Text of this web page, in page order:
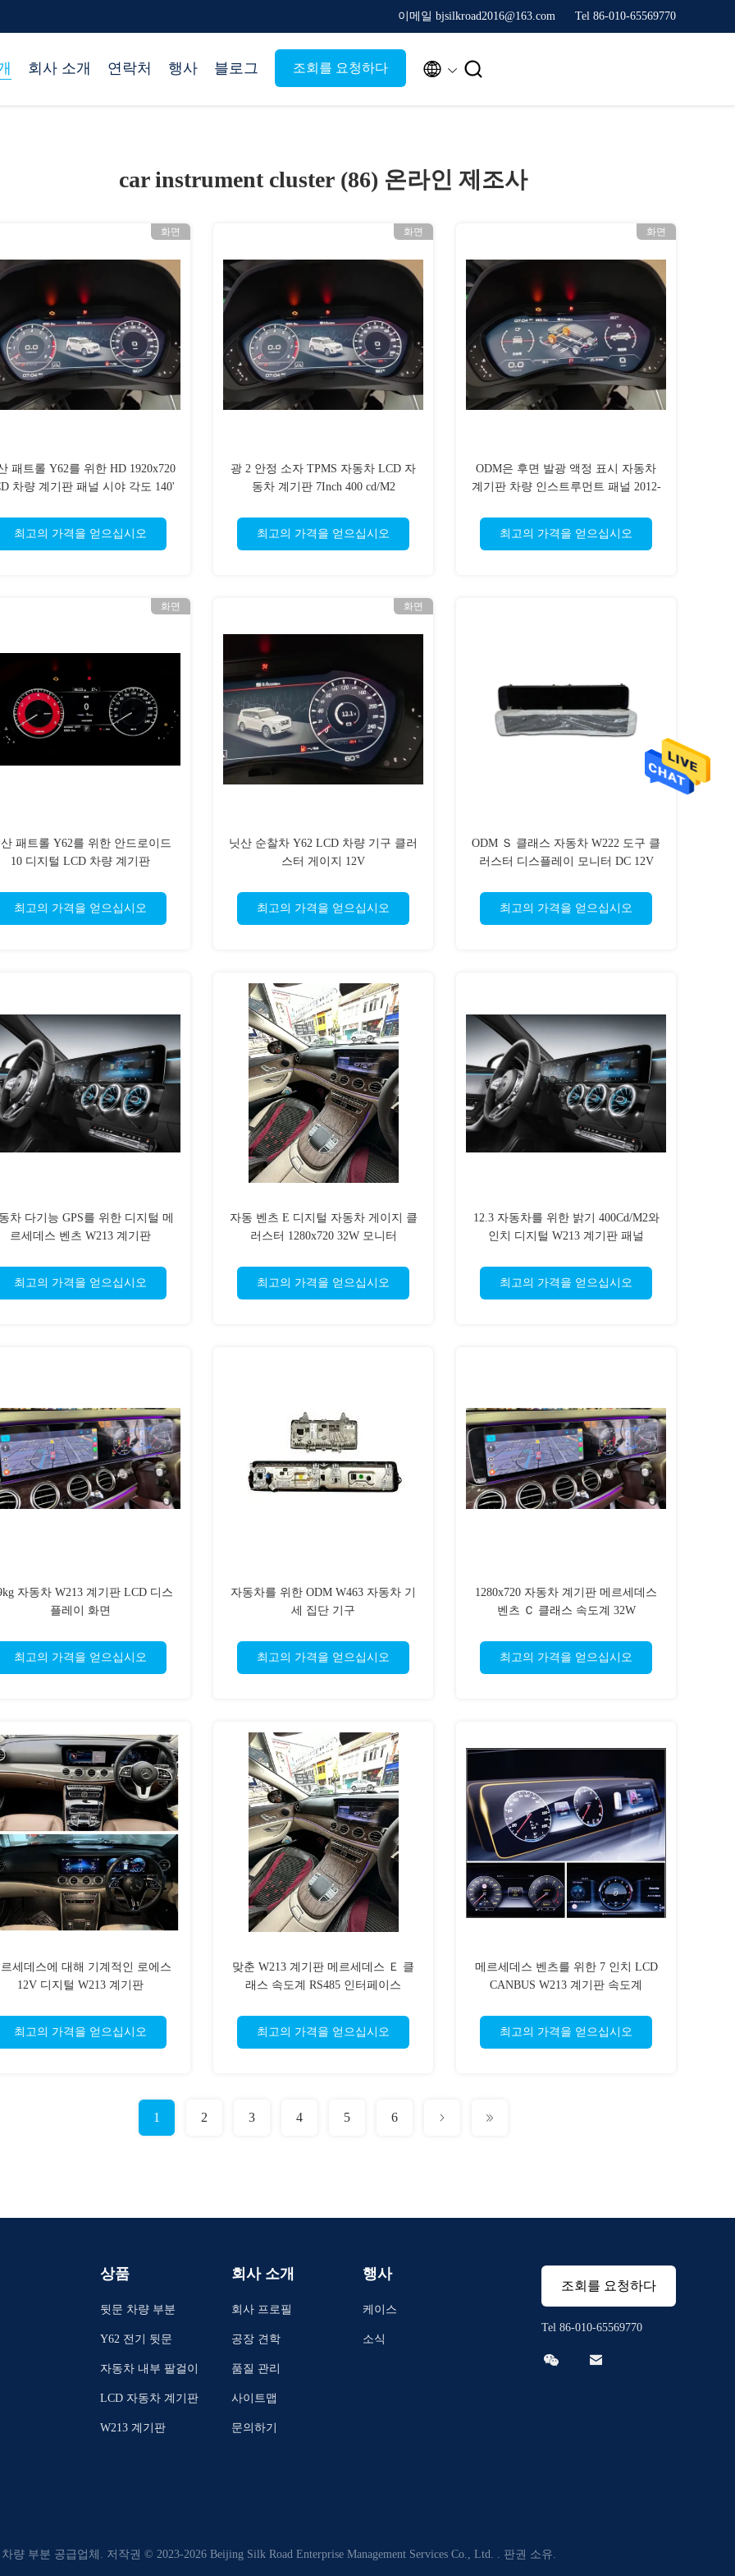
이메일 bjsilkroad2016@163.com Tel 86-010-65569770
회사 소개 연락처 행사 블로그 조회를 요청하다  
car instrument cluster (86) 온라인 제조사
화면
패트롤 Y62를 위한 HD 1920x720
차량 계기판 패널 시야 각도 140'
최고의 가격을 얻으십시오
화면
광 2 안정 소자 TPMS 자동차 LCD 자
동차 계기판 7Inch 400 cd/M2
최고의 가격을 얻으십시오
화면
ODM은 후면 발광 액정 표시 자동차
계기판 차량 인스트루먼트 패널 2012-
최고의 가격을 얻으십시오
화면
패트롤 Y62를 위한 안드로이드
10 디지털 LCD 차량 계기판
최고의 가격을 얻으십시오
화면
닛산 순찰차 Y62 LCD 차량 기구 클러
스터 게이지 12V
최고의 가격을 얻으십시오
ODM Ｓ 클래스 자동차 W222 도구 클
러스터 디스플레이 모니터 DC 12V
최고의 가격을 얻으십시오
차 다기능 GPS를 위한 디지털 메
르세데스 벤츠 W213 계기판
최고의 가격을 얻으십시오
자동 벤츠 E 디지털 자동차 게이지 클
러스터 1280x720 32W 모니터
최고의 가격을 얻으십시오
12.3 자동차를 위한 밝기 400Cd/M2와
인치 디지털 W213 계기판 패널
최고의 가격을 얻으십시오
자동차 W213 계기판 LCD 디스
플레이 화면
최고의 가격을 얻으십시오
자동차를 위한 ODM W463 자동차 기
세 집단 기구
최고의 가격을 얻으십시오
1280x720 자동차 계기판 메르세데스
벤츠 Ｃ 클래스 속도계 32W
최고의 가격을 얻으십시오
세데스에 대해 기계적인 로에스
12V 디지털 W213 계기판
최고의 가격을 얻으십시오
맞춘 W213 계기판 메르세데스 Ｅ 클
래스 속도계 RS485 인터페이스
최고의 가격을 얻으십시오
메르세데스 벤츠를 위한 7 인치 LCD
CANBUS W213 계기판 속도계
최고의 가격을 얻으십시오
1 2 3 4 5 6
상품
뒷문 차량 부분
Y62 전기 뒷문
자동차 내부 팔걸이
LCD 자동차 계기판
W213 계기판
회사 소개
회사 프로필
공장 견학
품질 관리
사이트맵
문의하기
행사
케이스
소식
조회를 요청하다
Tel 86-010-65569770
 
량 부분 공급업체. 저작권 © 2023-2026 Beijing Silk Road Enterprise Management Services Co., Ltd. . 판권 소유.